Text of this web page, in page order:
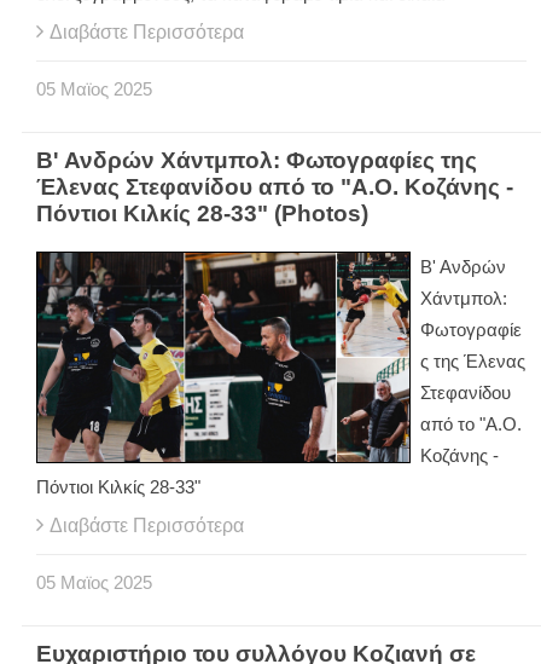
Διαβάστε Περισσότερα
05 Μαϊος 2025
Β' Ανδρών Χάντμπολ: Φωτογραφίες της
Έλενας Στεφανίδου από το "Α.Ο. Κοζάνης -
Πόντιοι Κιλκίς 28-33" (Photos)
Β' Ανδρών
Χάντμπολ:
Φωτογραφίε
ς της Έλενας
Στεφανίδου
από το "Α.Ο.
Κοζάνης -
Πόντιοι Κιλκίς 28-33"
Διαβάστε Περισσότερα
05 Μαϊος 2025
Ευχαριστήριο του συλλόγου Κοζιανή σε